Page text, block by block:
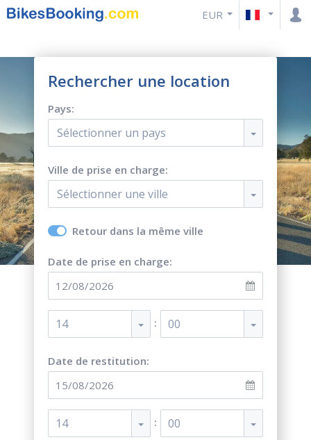
EUR
Rechercher une location
Pays:
Sélectionner un pays
Ville de prise en charge:
Sélectionner une ville
Retour dans la même ville
Date de prise en charge:
14 : 00
Date de restitution:
14 : 00